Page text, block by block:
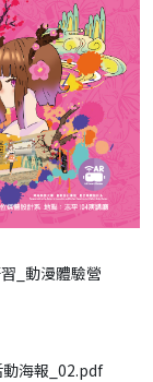
_動漫體驗營
海報_02.pdf